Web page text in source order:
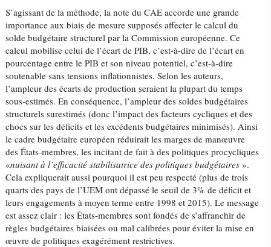
S’agissant de la méthode, la note du CAE accorde une grande
importance aux biais de mesure supposés affecter le calcul du
solde budgétaire structurel par la Commission européenne. Ce
calcul mobilise celui de l’écart de PIB, c’est-à-dire de l’écart en
pourcentage entre le PIB et son niveau potentiel, c’est-à-dire
soutenable sans tensions inflationnistes. Selon les auteurs,
l’ampleur des écarts de production seraient la plupart du temps
sous-estimés. En conséquence, l’ampleur des soldes budgétaires
structurels surestimés (donc l’impact des facteurs cycliques et des
chocs sur les déficits et les excédents budgétaires minimisés). Ainsi
le cadre budgétaire européen réduirait les marges de manœuvre
des États-membres, les incitant de fait à des politiques procycliques
«nuisant à l’efficacité stabilisatrice des politiques budgétaires ».
Cela expliquerait aussi pourquoi il est peu respecté (plus de trois
quarts des pays de l’UEM ont dépassé le seuil de 3% de déficit et
leurs engagements à moyen terme entre 1998 et 2015). Le message
est assez clair : les États-membres sont fondés de s’affranchir de
règles budgétaires biaisées ou mal calibrées pour éviter la mise en
œuvre de politiques exagérément restrictives.